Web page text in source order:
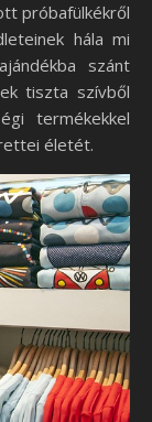
próbafülkékről
hála mi
szánt
tiszta szívből
termékekkel
életét.